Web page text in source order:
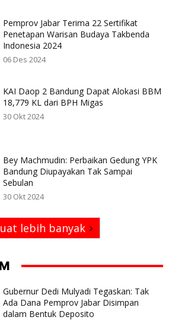
Pemprov Jabar Terima 22 Sertifikat
Penetapan Warisan Budaya Takbenda
Indonesia 2024
06 Des 2024
KAI Daop 2 Bandung Dapat Alokasi BBM
18,779 KL dari BPH Migas
30 Okt 2024
Bey Machmudin: Perbaikan Gedung YPK
Bandung Diupayakan Tak Sampai
Sebulan
30 Okt 2024
lebih banyak
Gubernur Dedi Mulyadi Tegaskan: Tak
Ada Dana Pemprov Jabar Disimpan
dalam Bentuk Deposito